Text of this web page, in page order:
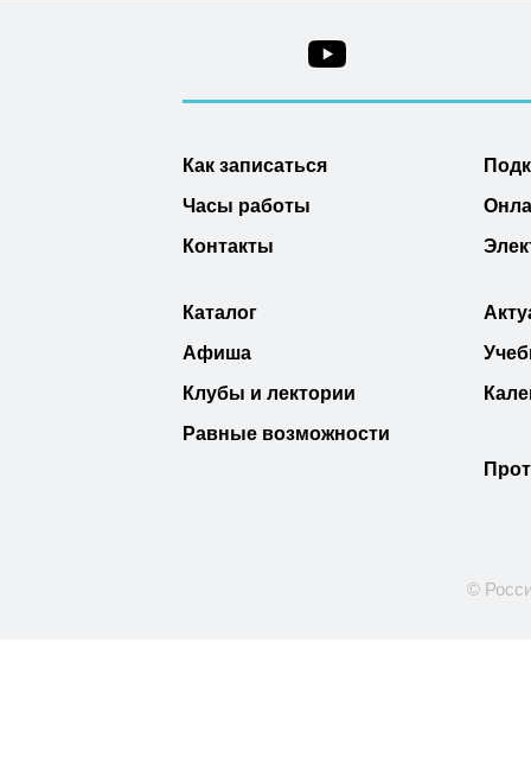
Как записаться
Часы работы
Контакты
Каталог
Афиша
Клубы и лектории
Равные возможности
©